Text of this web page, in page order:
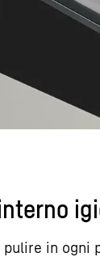
pulire in ogni